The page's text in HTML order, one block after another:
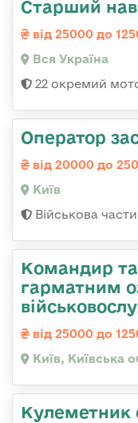
Старший
від 25000 до
Вся Україна
22 окремий
Оператор
від 20000 до
Київ
Військова
Командиp
гарматним
від 25000 до
Київ, Київська
Кулеметник